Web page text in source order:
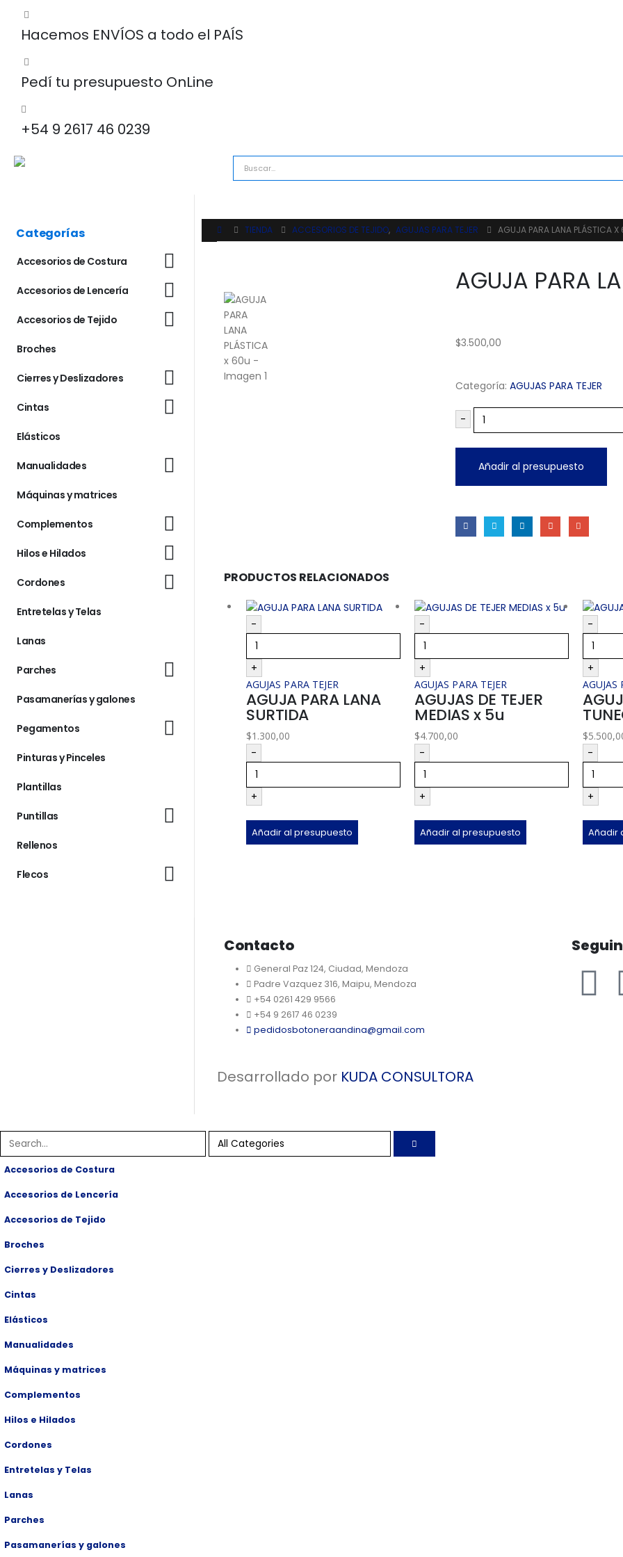
Hacemos ENVÍOS a todo el PAÍS
Pedí tu presupuesto OnLine
+54 9 2617 46 0239
TIENDA ACCESORIOS DE TEJIDO, AGUJAS PARA TEJER AGUJA PARA LANA PLÁSTICA X
AGUJA PARA
$3.500,00
Categoría:AGUJAS PARA TEJER
-
Añadir al presupuesto
PRODUCTOS RELACIONADOS
-
+
AGUJAS PARA TEJER
AGUJA PARA LANA
SURTIDA
$1.300,00
-
+
Añadir al presupuesto
-
+
AGUJAS PARA TEJER
AGUJAS DE TEJER
MEDIAS x 5u
$4.700,00
-
+
Añadir al presupuesto
-
+
AGUJAS
$
-
+
Añadir
Categorías
Accesorios de Costura
Accesorios de Lencería
Accesorios de Tejido
Broches
Cierres y Deslizadores
Cintas
Elásticos
Manualidades
Máquinas y matrices
Complementos
Hilos e Hilados
Cordones
Entretelas y Telas
Lanas
Parches
Pasamanerías y galones
Pegamentos
Pinturas y Pinceles
Plantillas
Puntillas
Rellenos
Flecos
Contacto
General Paz 124, Ciudad, Mendoza
Padre Vazquez 316, Maipu, Mendoza
+54 0261 429 9566
+54 9 2617 46 0239
pedidosbotoneraandina@gmail.com
Desarrollado por KUDA CONSULTORA
Accesorios de Costura
Accesorios de Lencería
Accesorios de Tejido
Broches
Cierres y Deslizadores
Cintas
Elásticos
Manualidades
Máquinas y matrices
Complementos
Hilos e Hilados
Cordones
Entretelas y Telas
Lanas
Parches
Pasamanerías y galones